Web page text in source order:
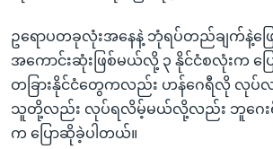
ဥရောပတခုလုံးအနေနဲ့ ဘုံရပ်တည်ချက်နဲ့ဖြ
အကောင်းဆုံးဖြစ်မယ်လို့ ၃ နိုင်ငံစလုံးက ပြ
တခြားနိုင်ငံတွေကလည်း ဟန်ဂေရီလို လုပ်
သူတို့လည်း လုပ်ရလိမ့်မယ်လို့လည်း ဘူဂေးရီး
က ပြောဆိုခဲ့ပါတယ်။